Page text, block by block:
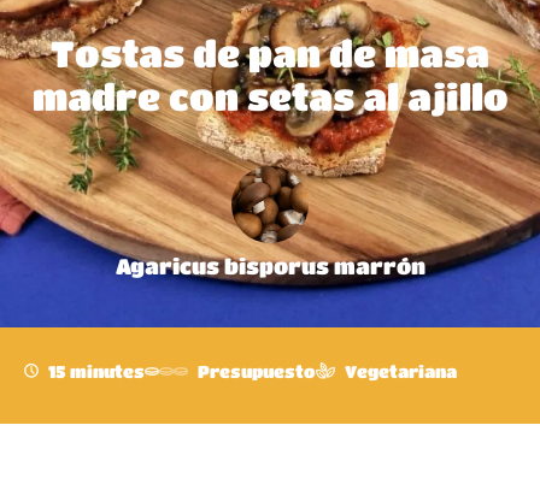
Tostas de pan de masa
madre con setas al ajillo
Agaricus bisporus marrón
15 minutes Presupuesto Vegetariana